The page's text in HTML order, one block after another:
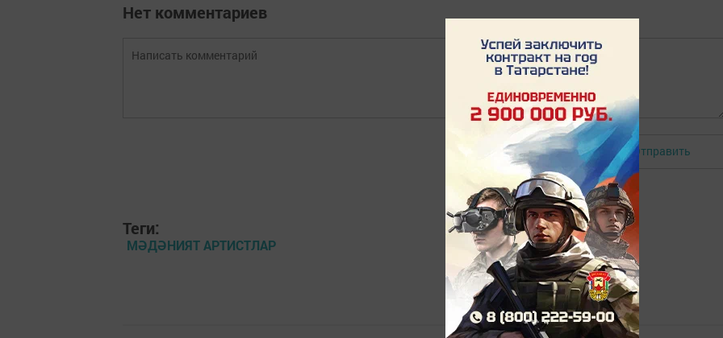
Нет комментариев
Авторизоваться Отправить
Теги:
МӘДӘНИЯТ АРТИСТЛАР